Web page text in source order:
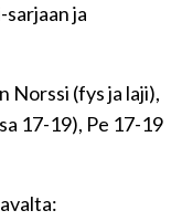
ja
Norssi (fys ja laji),
17-19), Pe 17-19